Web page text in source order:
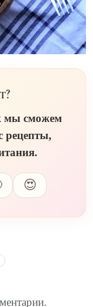
мы сможем
рецепты,
😍